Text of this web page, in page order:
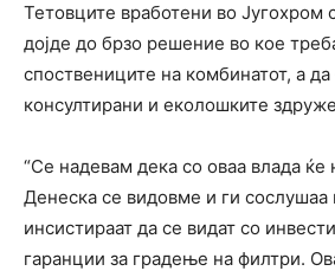
Тетовците вработени во Југохром
дојде до брзо решение во кое
споствениците на комбинатот, а да
консултирани и еколошките
“Се надевам дека со оваа влада
Денеска се видовме и ги
инсистираат да се видат со
гаранции за градење на филтри.